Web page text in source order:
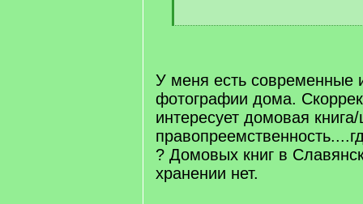
[
У меня есть современные
фотографии дома.
интересует домовая
? Домовых книг в
хранении нет.